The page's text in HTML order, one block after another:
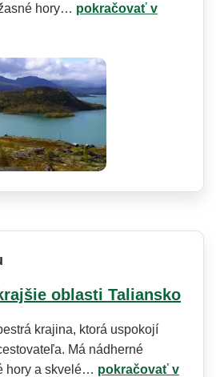
hory… pokračovať v
oblasti Taliansko
krajina, ktorá uspokojí
Má nádherné
hory a skvelé… pokračovať v